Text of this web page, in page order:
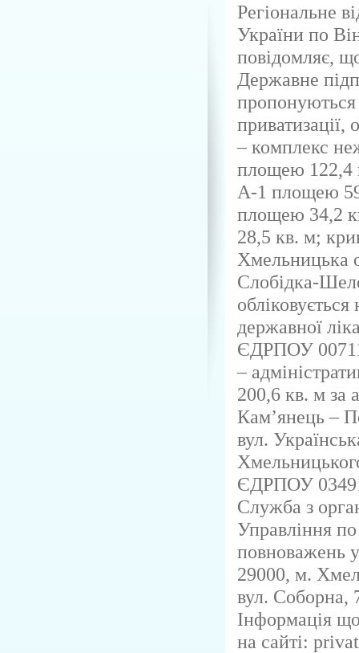
Регіональне
України по
повідомляє,
Державне
пропонуються
– комплекс
площею 122,4
А-1 площею
площею 34,2
28,5 кв. м;
Хмельницька
Слобідка-
державної
ЄДРПОУ
–
200,6 кв. м за
Кам’янець –
вул.
ЄДРПОУ
Служба з
Управління по
повноважень
29000, м.
вул. Соборна,
Інформація
на сайті: